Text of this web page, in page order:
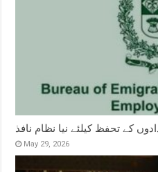
کے تحفظ کیلئے نیا نظام نافذ
May 29, 2026